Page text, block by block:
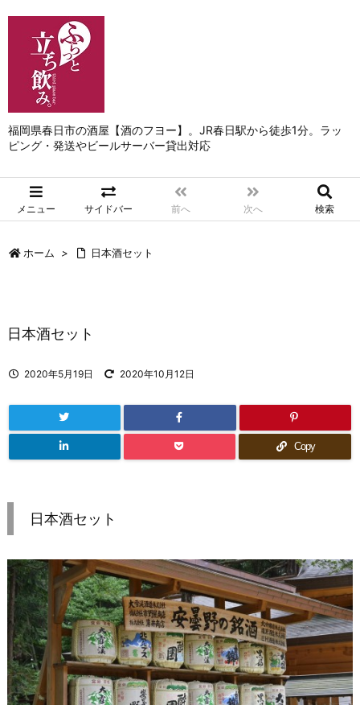
福岡県春日市の酒屋【酒のフヨー】。JR春日駅から徒歩1分。ラッ
ピング・発送やビールサーバー貸出対応
メニュー サイドバー 前へ 次へ 検索
ホーム > 日本酒セット
日本酒セット
2020年5月19日 2020年10月12日
Copy
日本酒セット